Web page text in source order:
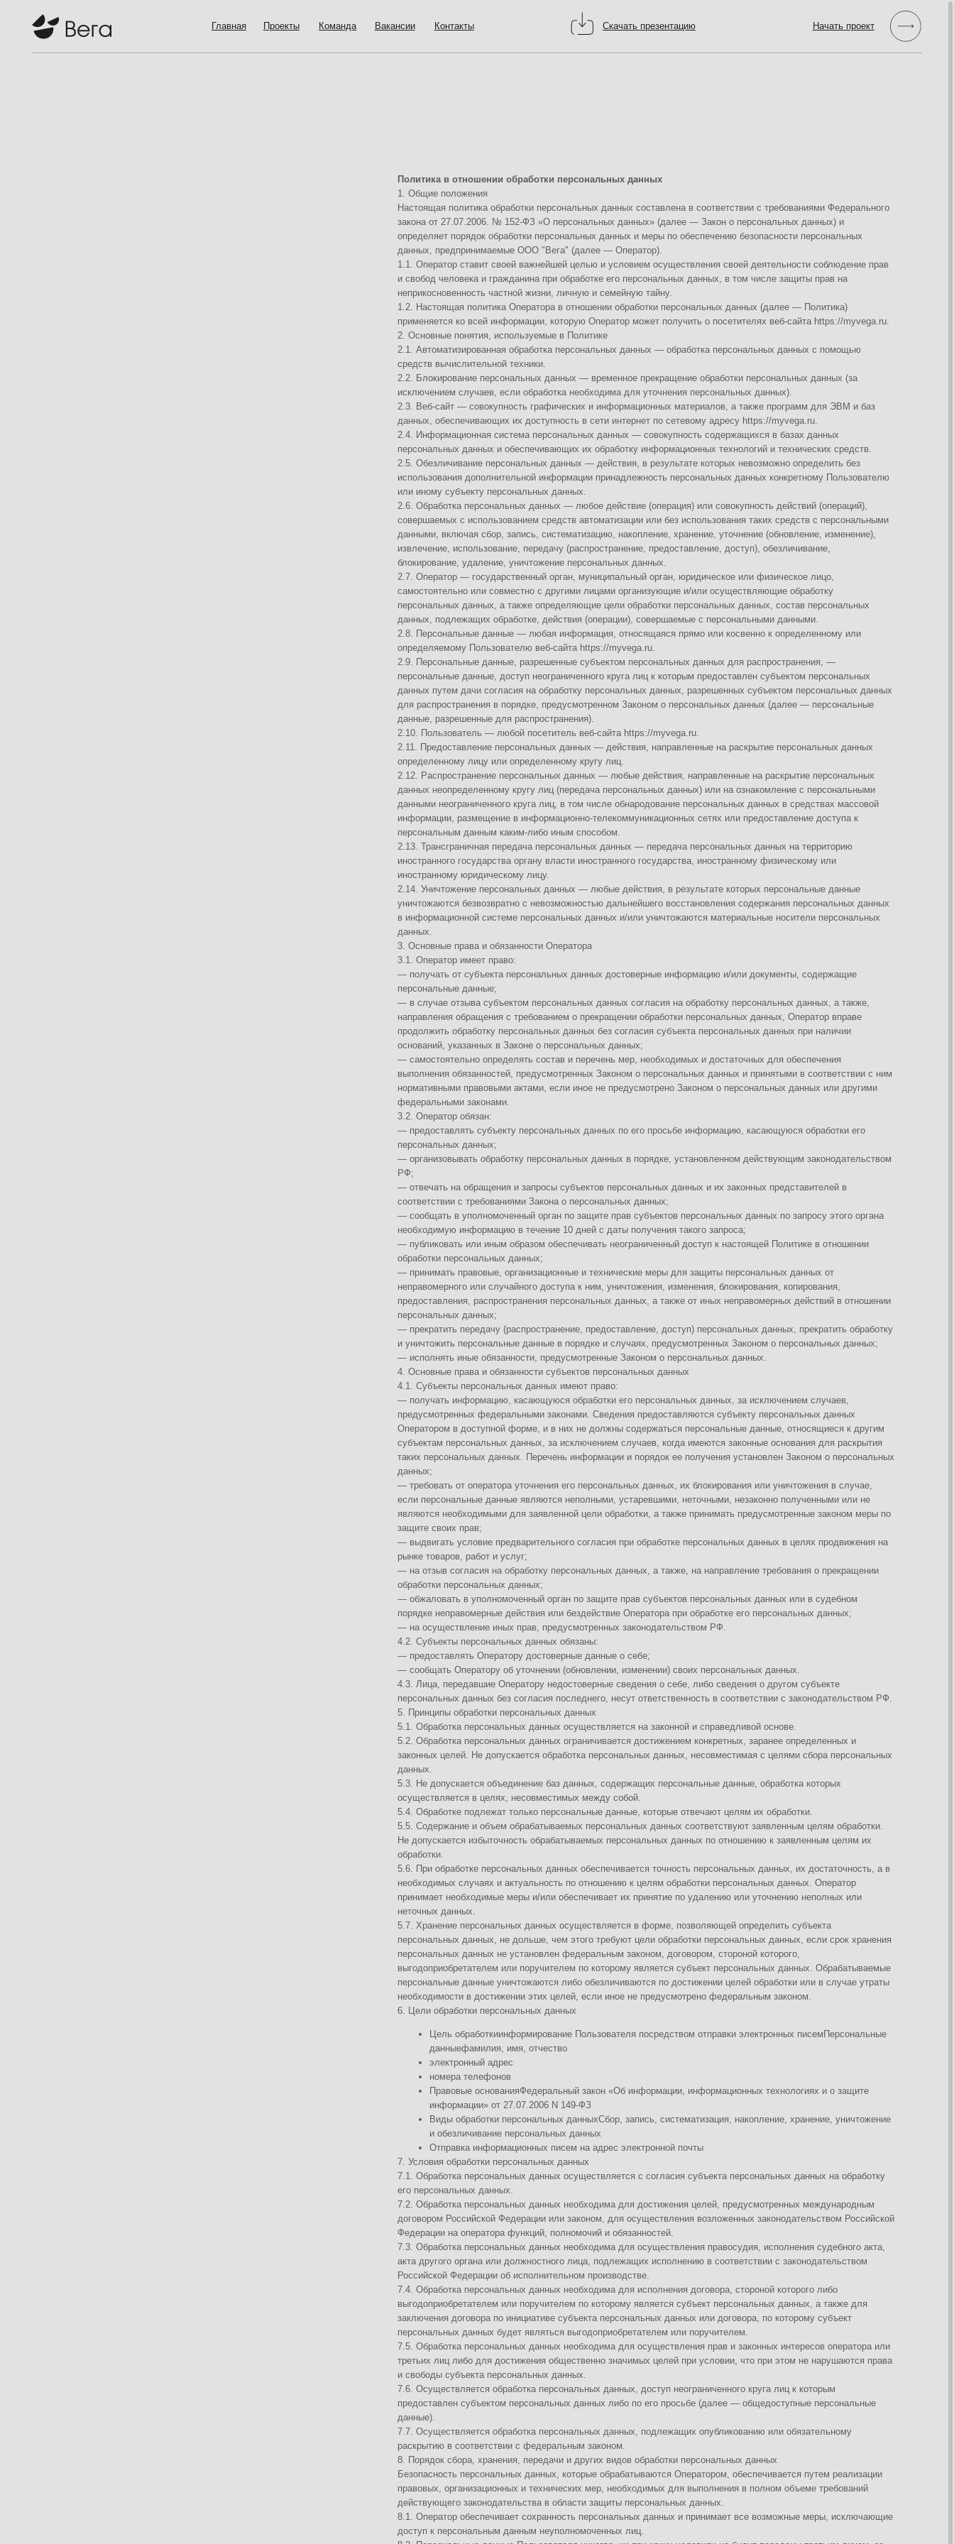
Скачать презентацию
Контакты
Вакансии
Команда
Главная Проекты
Настоящая политика обработки персональных данных составлена в соответствии с требованиями Федерального
закона от 27.07.2006. № 152-ФЗ «О персональных данных» (далее — Закон о персональных данных) и
определяет порядок обработки персональных данных и меры по обеспечению безопасности персональных
данных, предпринимаемые ООО "Вега" (далее — Оператор).
1.1. Оператор ставит своей важнейшей целью и условием осуществления своей деятельности соблюдение прав
и свобод человека и гражданина при обработке его персональных данных, в том числе защиты прав на
неприкосновенность частной жизни, личную и семейную тайну.
1.2. Настоящая политика Оператора в отношении обработки персональных данных (далее — Политика)
применяется ко всей информации, которую Оператор может получить о посетителях веб-сайта https://myvega.ru.
2. Основные понятия, используемые в Политике
2.1. Автоматизированная обработка персональных данных — обработка персональных данных с помощью
средств вычислительной техники.
2.2. Блокирование персональных данных — временное прекращение обработки персональных данных (за
исключением случаев, если обработка необходима для уточнения персональных данных).
2.3. Веб-сайт — совокупность графических и информационных материалов, а также программ для ЭВМ и баз
данных, обеспечивающих их доступность в сети интернет по сетевому адресу https://myvega.ru.
2.4. Информационная система персональных данных — совокупность содержащихся в базах данных
персональных данных и обеспечивающих их обработку информационных технологий и технических средств.
2.5. Обезличивание персональных данных — действия, в результате которых невозможно определить без
использования дополнительной информации принадлежность персональных данных конкретному Пользователю
или иному субъекту персональных данных.
2.6. Обработка персональных данных — любое действие (операция) или совокупность действий (операций),
совершаемых с использованием средств автоматизации или без использования таких средств с персональными
данными, включая сбор, запись, систематизацию, накопление, хранение, уточнение (обновление, изменение),
извлечение, использование, передачу (распространение, предоставление, доступ), обезличивание,
блокирование, удаление, уничтожение персональных данных.
2.7. Оператор — государственный орган, муниципальный орган, юридическое или физическое лицо,
самостоятельно или совместно с другими лицами организующие и/или осуществляющие обработку
персональных данных, а также определяющие цели обработки персональных данных, состав персональных
данных, подлежащих обработке, действия (операции), совершаемые с персональными данными.
2.8. Персональные данные — любая информация, относящаяся прямо или косвенно к определенному или
определяемому Пользователю веб-сайта https://myvega.ru.
2.9. Персональные данные, разрешенные субъектом персональных данных для распространения, —
персональные данные, доступ неограниченного круга лиц к которым предоставлен субъектом персональных
данных путем дачи согласия на обработку персональных данных, разрешенных субъектом персональных данных
для распространения в порядке, предусмотренном Законом о персональных данных (далее — персональные
данные, разрешенные для распространения).
2.10. Пользователь — любой посетитель веб-сайта https://myvega.ru.
2.11. Предоставление персональных данных — действия, направленные на раскрытие персональных данных
определенному лицу или определенному кругу лиц.
2.12. Распространение персональных данных — любые действия, направленные на раскрытие персональных
данных неопределенному кругу лиц (передача персональных данных) или на ознакомление с персональными
данными неограниченного круга лиц, в том числе обнародование персональных данных в средствах массовой
информации, размещение в информационно-телекоммуникационных сетях или предоставление доступа к
персональным данным каким-либо иным способом.
иностранного государства органу власти иностранного государства, иностранному физическому или
иностранному юридическому лицу.
2.14. Уничтожение персональных данных — любые действия, в результате которых персональные данные
уничтожаются безвозвратно с невозможностью дальнейшего восстановления содержания персональных данных
в информационной системе персональных данных и/или уничтожаются материальные носители персональных
3. Основные права и обязанности Оператора
3.1. Оператор имеет право:
персональные данные;
— в случае отзыва субъектом персональных данных согласия на обработку персональных данных, а также,
направления обращения с требованием о прекращении обработки персональных данных, Оператор вправе
продолжить обработку персональных данных без согласия субъекта персональных данных при наличии
оснований, указанных в Законе о персональных данных;
— самостоятельно определять состав и перечень мер, необходимых и достаточных для обеспечения
выполнения обязанностей, предусмотренных Законом о персональных данных и принятыми в соответствии с ним
нормативными правовыми актами, если иное не предусмотрено Законом о персональных данных или другими
3.2. Оператор обязан:
— предоставлять субъекту персональных данных по его просьбе информацию, касающуюся обработки его
персональных данных;
— организовывать обработку персональных данных в порядке, установленном действующим законодательством
— отвечать на обращения и запросы субъектов персональных данных и их законных представителей в
соответствии с требованиями Закона о персональных данных;
— сообщать в уполномоченный орган по защите прав субъектов персональных данных по запросу этого органа
необходимую информацию в течение 10 дней с даты получения такого запроса;
— публиковать или иным образом обеспечивать неограниченный доступ к настоящей Политике в отношении
обработки персональных данных;
— принимать правовые, организационные и технические меры для защиты персональных данных от
неправомерного или случайного доступа к ним, уничтожения, изменения, блокирования, копирования,
предоставления, распространения персональных данных, а также от иных неправомерных действий в отношении
персональных данных;
— прекратить передачу (распространение, предоставление, доступ) персональных данных, прекратить обработку
и уничтожить персональные данные в порядке и случаях, предусмотренных Законом о персональных данных;
— исполнять иные обязанности, предусмотренные Законом о персональных данных.
4. Основные права и обязанности субъектов персональных данных
4.1. Субъекты персональных данных имеют право:
— получать информацию, касающуюся обработки его персональных данных, за исключением случаев,
предусмотренных федеральными законами. Сведения предоставляются субъекту персональных данных
Оператором в доступной форме, и в них не должны содержаться персональные данные, относящиеся к другим
субъектам персональных данных, за исключением случаев, когда имеются законные основания для раскрытия
таких персональных данных. Перечень информации и порядок ее получения установлен Законом о персональных
— требовать от оператора уточнения его персональных данных, их блокирования или уничтожения в случае,
если персональные данные являются неполными, устаревшими, неточными, незаконно полученными или не
являются необходимыми для заявленной цели обработки, а также принимать предусмотренные законом меры по
— выдвигать условие предварительного согласия при обработке персональных данных в целях продвижения на
рынке товаров, работ и услуг;
— на отзыв согласия на обработку персональных данных, а также, на направление требования о прекращении
обработки персональных данных;
— обжаловать в уполномоченный орган по защите прав субъектов персональных данных или в судебном
порядке неправомерные действия или бездействие Оператора при обработке его персональных данных;
— на осуществление иных прав, предусмотренных законодательством РФ.
— предоставлять Оператору достоверные данные о себе;
— сообщать Оператору об уточнении (обновлении, изменении) своих персональных данных.
4.3. Лица, передавшие Оператору недостоверные сведения о себе, либо сведения о другом субъекте
персональных данных без согласия последнего, несут ответственность в соответствии с законодательством РФ.
5. Принципы обработки персональных данных
5.1. Обработка персональных данных осуществляется на законной и справедливой основе.
5.2. Обработка персональных данных ограничивается достижением конкретных, заранее определенных и
законных целей. Не допускается обработка персональных данных, несовместимая с целями сбора персональных
5.3. Не допускается объединение баз данных, содержащих персональные данные, обработка которых
осуществляется в целях, несовместимых между собой.
5.4. Обработке подлежат только персональные данные, которые отвечают целям их обработки.
5.5. Содержание и объем обрабатываемых персональных данных соответствуют заявленным целям обработки.
Не допускается избыточность обрабатываемых персональных данных по отношению к заявленным целям их
5.6. При обработке персональных данных обеспечивается точность персональных данных, их достаточность, а в
необходимых случаях и актуальность по отношению к целям обработки персональных данных. Оператор
принимает необходимые меры и/или обеспечивает их принятие по удалению или уточнению неполных или
неточных данных.
5.7. Хранение персональных данных осуществляется в форме, позволяющей определить субъекта
персональных данных, не дольше, чем этого требуют цели обработки персональных данных, если срок хранения
персональных данных не установлен федеральным законом, договором, стороной которого,
выгодоприобретателем или поручителем по которому является субъект персональных данных. Обрабатываемые
персональные данные уничтожаются либо обезличиваются по достижении целей обработки или в случае утраты
необходимости в достижении этих целей, если иное не предусмотрено федеральным законом.
6. Цели обработки персональных данных
Цель обработкиинформирование Пользователя посредством отправки электронных писемПерсональные
данныефамилия, имя, отчество
электронный адрес
номера телефонов
Правовые основанияФедеральный закон «Об информации, информационных технологиях и о защите
информации» от 27.07.2006 N 149-ФЗ
Виды обработки персональных данныхСбор, запись, систематизация, накопление, хранение, уничтожение
и обезличивание персональных данных
Отправка информационных писем на адрес электронной почты
7. Условия обработки персональных данных
7.1. Обработка персональных данных осуществляется с согласия субъекта персональных данных на обработку
его персональных данных.
7.2. Обработка персональных данных необходима для достижения целей, предусмотренных международным
договором Российской Федерации или законом, для осуществления возложенных законодательством Российской
Федерации на оператора функций, полномочий и обязанностей.
7.3. Обработка персональных данных необходима для осуществления правосудия, исполнения судебного акта,
акта другого органа или должностного лица, подлежащих исполнению в соответствии с законодательством
Российской Федерации об исполнительном производстве.
7.4. Обработка персональных данных необходима для исполнения договора, стороной которого либо
выгодоприобретателем или поручителем по которому является субъект персональных данных, а также для
заключения договора по инициативе субъекта персональных данных или договора, по которому субъект
персональных данных будет являться выгодоприобретателем или поручителем.
7.5. Обработка персональных данных необходима для осуществления прав и законных интересов оператора или
третьих лиц либо для достижения общественно значимых целей при условии, что при этом не нарушаются права
и свободы субъекта персональных данных.
7.6. Осуществляется обработка персональных данных, доступ неограниченного круга лиц к которым
предоставлен субъектом персональных данных либо по его просьбе (далее — общедоступные персональные
7.7. Осуществляется обработка персональных данных, подлежащих опубликованию или обязательному
раскрытию в соответствии с федеральным законом.
8. Порядок сбора, хранения, передачи и других видов обработки персональных данных
Безопасность персональных данных, которые обрабатываются Оператором, обеспечивается путем реализации
правовых, организационных и технических мер, необходимых для выполнения в полном объеме требований
действующего законодательства в области защиты персональных данных.
8.1. Оператор обеспечивает сохранность персональных данных и принимает все возможные меры, исключающие
доступ к персональным данным неуполномоченных лиц.
8.2. Персональные данные Пользователя никогда, ни при каких условиях не будут переданы третьим лицам, за
исключением случаев, связанных с исполнением действующего законодательства либо в случае, если
субъектом персональных данных дано согласие Оператору на передачу данных третьему лицу для исполнения
обязательств по гражданско-правовому договору.
8.3. В случае выявления неточностей в персональных данных, Пользователь может актуализировать их
самостоятельно, путем направления Оператору уведомление на адрес электронной почты Оператора
info@myvega.ru с пометкой «Актуализация персональных данных».
8.4. Срок обработки персональных данных определяется достижением целей, для которых были собраны
персональные данные, если иной срок не предусмотрен договором или действующим законодательством.
Пользователь может в любой момент отозвать свое согласие на обработку персональных данных, направив
Оператору уведомление посредством электронной почты на электронный адрес Оператора info@myvega.ru с
пометкой «Отзыв согласия на обработку персональных данных».
8.5. Вся информация, которая собирается сторонними сервисами, в том числе платежными системами,
средствами связи и другими поставщиками услуг, хранится и обрабатывается указанными лицами (Операторами)
в соответствии с их Пользовательским соглашением и Политикой конфиденциальности. Субъект персональных
данных и/или с указанными документами. Оператор не несет ответственность за действия третьих лиц, в том
числе указанных в настоящем пункте поставщиков услуг.
8.6. Установленные субъектом персональных данных запреты на передачу (кроме предоставления доступа), а
также на обработку или условия обработки (кроме получения доступа) персональных данных, разрешенных для
распространения, не действуют в случаях обработки персональных данных в государственных, общественных и
8.7. Оператор при обработке персональных данных обеспечивает конфиденциальность персональных данных.